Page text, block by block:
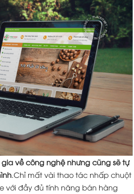
về công nghệ nhưng cũng sẽ tự
.Chỉ mất vài thao tác nhấp chuột
với đầy đủ tính năng bán hàng